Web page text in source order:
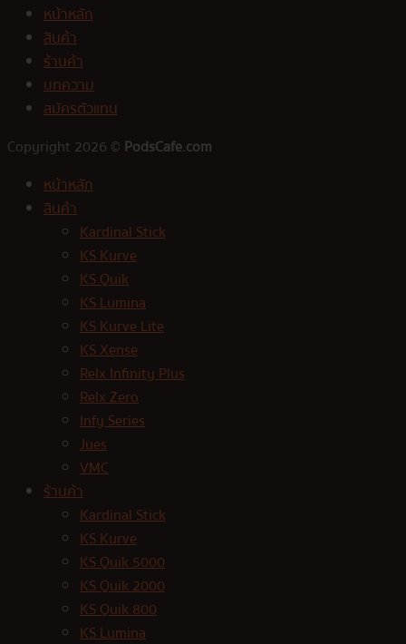
หน้าหลัก
สินค้า
ร้านค้า
บทความ
สมัครตัวแทน
Copyright 2026 © PodsCafe.com
หน้าหลัก
สินค้า
Kardinal Stick
KS Kurve
KS Quik
KS Lumina
KS Kurve Lite
KS Xense
Relx Infinity Plus
Relx Zero
Infy Series
Jues
VMC
ร้านค้า
Kardinal Stick
KS Kurve
KS Quik 5000
KS Quik 2000
KS Quik 800
KS Lumina